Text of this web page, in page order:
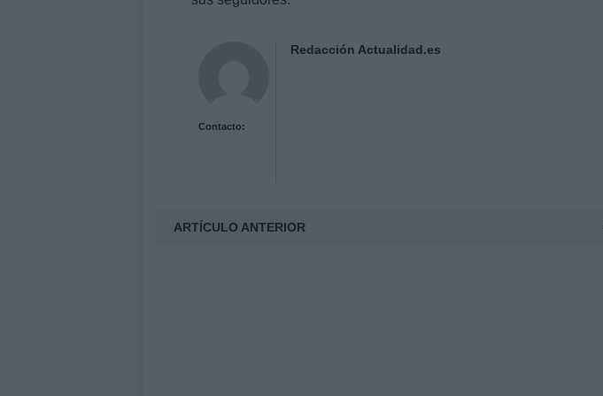
Contacto:
Redacción Actualidad.es
ARTÍCULO ANTERIOR